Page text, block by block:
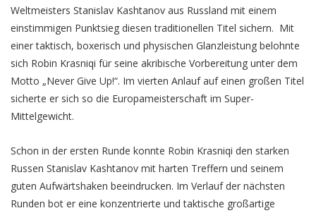
Weltmeisters Stanislav Kashtanov aus Russland mit einem
einstimmigen Punktsieg diesen traditionellen Titel sichern. Mit
einer taktisch, boxerisch und physischen Glanzleistung belohnte
sich Robin Krasniqi für seine akribische Vorbereitung unter dem
Motto „Never Give Up!“. Im vierten Anlauf auf einen großen Titel
sicherte er sich so die Europameisterschaft im Super-
Mittelgewicht.
Schon in der ersten Runde konnte Robin Krasniqi den starken
Russen Stanislav Kashtanov mit harten Treffern und seinem
guten Aufwärtshaken beeindrucken. Im Verlauf der nächsten
Runden bot er eine konzentrierte und taktische großartige